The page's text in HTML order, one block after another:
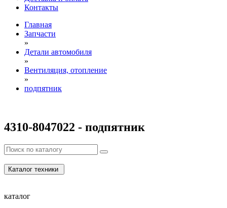
Контакты
Главная
Запчасти
»
Детали автомобиля
»
Вентиляция, отопление
»
подпятник
4310-8047022 - подпятник
Каталог техники
каталог